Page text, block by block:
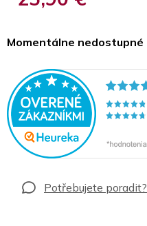
Momentálne nedostupné